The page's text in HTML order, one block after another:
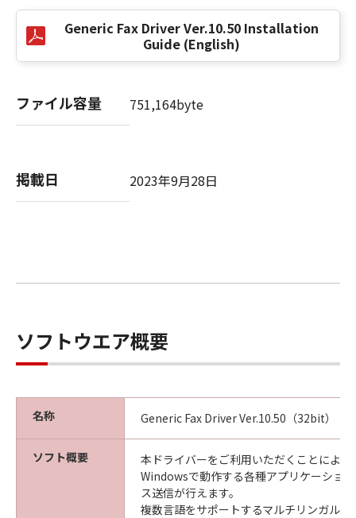
の他の条項は完全に有効に存続するものとしま
す。
キヤノン株式会社
Generic Fax Driver Ver.10.50 Installation
Guide (English)
ファイル容量 751,164byte
掲載日 2023年9月28日
ソフトウエア概要
名称 Generic Fax Driver Ver.10.50（32bit）
ソフト概要
本ドライバーをご利用いただくことによ
Windowsで動作する各種アプリケーショ
ス送信が行えます。
複数言語をサポートするマルチリンガルド